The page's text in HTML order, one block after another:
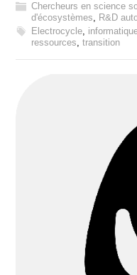
Chercheurs en science
d'écosystèmes, R&D
Electrocycle,
ressources,transition